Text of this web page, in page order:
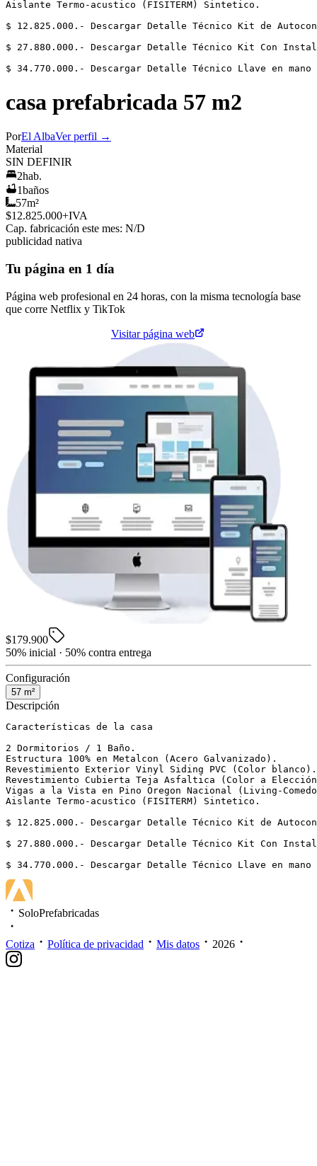
Aislante Termo-acustico (FISITERM) Sintetico.
$ 12.825.000.- Descargar Detalle Técnico Kit de
$ 27.880.000.- Descargar Detalle Técnico Kit Con
$ 34.770.000.- Descargar Detalle Técnico Llave en mano
casa prefabricada 57 m2
PorEl AlbaVer perfil →
Material
SIN DEFINIR
2hab.
1baños
57m²
$12.825.000+IVA
Cap. fabricación este mes: N/D
publicidad nativa
Tu página en 1 día
Página web profesional en 24 horas, con la misma tecnología base
que corre Netflix y TikTok
Visitar página web
$179.900
50% inicial · 50% contra entrega
Configuración
57 m²
Descripción
Características de la casa
2 Dormitorios / 1 Baño.
Estructura 100% en Metalcon (Acero Galvanizado).
Revestimiento Exterior Vinyl Siding PVC (Color blanco).
Revestimiento Cubierta Teja Asfaltica (Color a
Vigas a la Vista en Pino Oregon Nacional (Living-
Aislante Termo-acustico (FISITERM) Sintetico.
$ 12.825.000.- Descargar Detalle Técnico Kit de
$ 27.880.000.- Descargar Detalle Técnico Kit Con
$ 34.770.000.- Descargar Detalle Técnico Llave en mano
SoloPrefabricadas
Cotiza Política de privacidad Mis datos 2026